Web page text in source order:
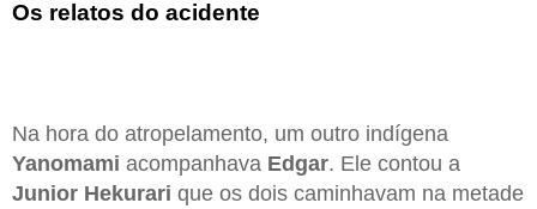
Os relatos do acidente
Na hora do atropelamento, um outro indígena
Yanomami acompanhava Edgar. Ele contou a
Junior Hekurari que os dois caminhavam na metade